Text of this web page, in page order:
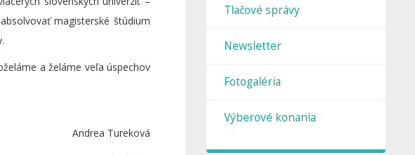
magisterské štúdium
a želáme veľa úspechov
Andrea Tureková
Tlačové správy
Newsletter
Fotogaléria
Výberové konania